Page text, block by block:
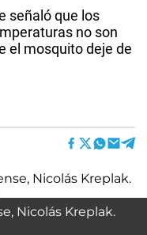
señaló que los
no son
el mosquito deje de
Nicolás Kreplak.